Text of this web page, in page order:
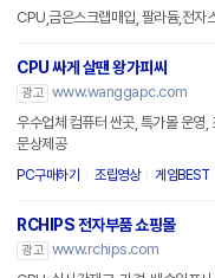
CPU,금은스크랩매입, 팔라듐,전자
CPU 싸게 살땐 왕가피씨
광고 www.wanggapc.com
우수업체 컴퓨터 싼곳, 특가몰 운영,
문상제공
PC구매하기 조립영상 게임BEST
RCHIPS 전자부품 쇼핑몰
광고 www.rchips.com